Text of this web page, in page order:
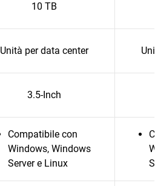
10 TB
Unità per data center
3.5-Inch
Compatibile con
Windows, Windows
Server e Linux